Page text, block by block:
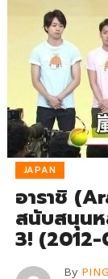
JAPAN
อาราชิ
สนับสนุน
3!
By